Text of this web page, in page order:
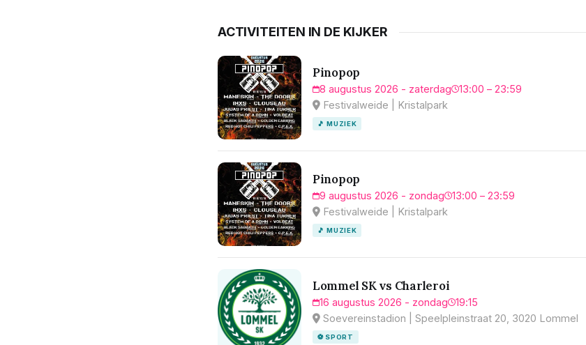
ACTIVITEITEN IN DE KIJKER
Pinopop
8 augustus 2026 - zaterdag
13:00 – 23:59
Festivalweide | Kristalpark
🎵 MUZIEK
Pinopop
9 augustus 2026 - zondag
13:00 – 23:59
Festivalweide | Kristalpark
🎵 MUZIEK
Lommel SK vs Charleroi
16 augustus 2026 - zondag
19:15
Soevereinstadion | Speelpleinstraat 20, 3020 Lommel
⚽ SPORT